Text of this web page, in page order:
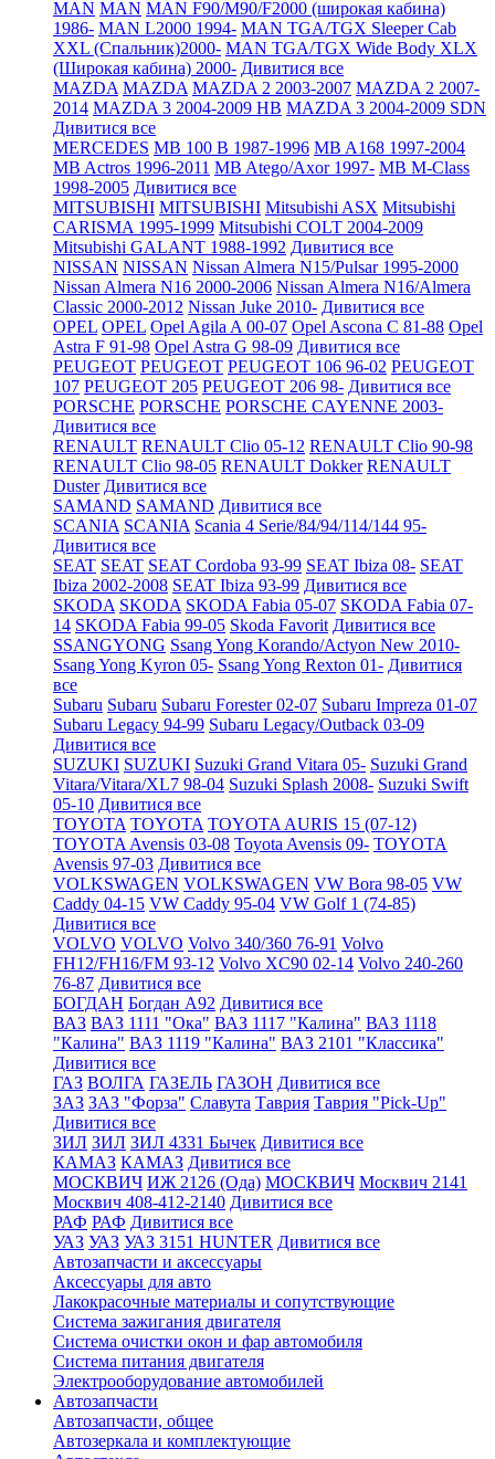
MAN MAN MAN F90/M90/F2000 (широкая кабина)
1986- MAN L2000 1994- MAN TGA/TGX Sleeper Cab
XXL (Спальник)2000- MAN TGA/TGX Wide Body XLX
(Широкая кабина) 2000- Дивитися все
MAZDA MAZDA MAZDA 2 2003-2007 MAZDA 2 2007-
2014 MAZDA 3 2004-2009 HB MAZDA 3 2004-2009 SDN
Дивитися все
MERCEDES MB 100 B 1987-1996 MB A168 1997-2004
MB Actros 1996-2011 MB Atego/Axor 1997- MB M-Class
1998-2005 Дивитися все
MITSUBISHI MITSUBISHI Mitsubishi ASX Mitsubishi
CARISMA 1995-1999 Mitsubishi COLT 2004-2009
Mitsubishi GALANT 1988-1992 Дивитися все
NISSAN NISSAN Nissan Almera N15/Pulsar 1995-2000
Nissan Almera N16 2000-2006 Nissan Almera N16/Almera
Classic 2000-2012 Nissan Juke 2010- Дивитися все
OPEL OPEL Opel Agila A 00-07 Opel Ascona C 81-88 Opel
Astra F 91-98 Opel Astra G 98-09 Дивитися все
PEUGEOT PEUGEOT PEUGEOT 106 96-02 PEUGEOT
107 PEUGEOT 205 PEUGEOT 206 98- Дивитися все
PORSCHE PORSCHE PORSCHE CAYENNE 2003-
Дивитися все
RENAULT RENAULT Clio 05-12 RENAULT Clio 90-98
RENAULT Clio 98-05 RENAULT Dokker RENAULT
Duster Дивитися все
SAMAND SAMAND Дивитися все
SCANIA SCANIA Scania 4 Serie/84/94/114/144 95-
Дивитися все
SEAT SEAT SEAT Cordoba 93-99 SEAT Ibiza 08- SEAT
Ibiza 2002-2008 SEAT Ibiza 93-99 Дивитися все
SKODA SKODA SKODA Fabia 05-07 SKODA Fabia 07-
14 SKODA Fabia 99-05 Skoda Favorit Дивитися все
SSANGYONG Ssang Yong Korando/Actyon New 2010-
Ssang Yong Kyron 05- Ssang Yong Rexton 01- Дивитися
все
Subaru Subaru Subaru Forester 02-07 Subaru Impreza 01-07
Subaru Legacy 94-99 Subaru Legacy/Outback 03-09
Дивитися все
SUZUKI SUZUKI Suzuki Grand Vitara 05- Suzuki Grand
Vitara/Vitara/XL7 98-04 Suzuki Splash 2008- Suzuki Swift
05-10 Дивитися все
TOYOTA TOYOTA TOYOTA AURIS 15 (07-12)
TOYOTA Avensis 03-08 Toyota Avensis 09- TOYOTA
Avensis 97-03 Дивитися все
VOLKSWAGEN VOLKSWAGEN VW Bora 98-05 VW
Caddy 04-15 VW Caddy 95-04 VW Golf 1 (74-85)
Дивитися все
VOLVO VOLVO Volvo 340/360 76-91 Volvo
FH12/FH16/FM 93-12 Volvo XC90 02-14 Volvo 240-260
76-87 Дивитися все
БОГДАН Богдан А92 Дивитися все
ВАЗ ВАЗ 1111 "Ока" ВАЗ 1117 "Калина" ВАЗ 1118
"Калина" ВАЗ 1119 "Калина" ВАЗ 2101 "Классика"
Дивитися все
ГАЗ ВОЛГА ГАЗЕЛЬ ГАЗОН Дивитися все
ЗАЗ ЗАЗ "Форза" Славута Таврия Таврия "Pick-Up"
Дивитися все
ЗИЛ ЗИЛ ЗИЛ 4331 Бычек Дивитися все
КАМАЗ КАМАЗ Дивитися все
МОСКВИЧ ИЖ 2126 (Ода) МОСКВИЧ Москвич 2141
Москвич 408-412-2140 Дивитися все
РАФ РАФ Дивитися все
УАЗ УАЗ УАЗ 3151 HUNTER Дивитися все
Автозапчасти и аксессуары
Аксессуары для авто
Лакокрасочные материалы и сопутствующие
Система зажигания двигателя
Система очистки окон и фар автомобиля
Система питания двигателя
Электрооборудование автомобилей
Автозапчасти
Автозапчасти, общее
Автозеркала и комплектующие